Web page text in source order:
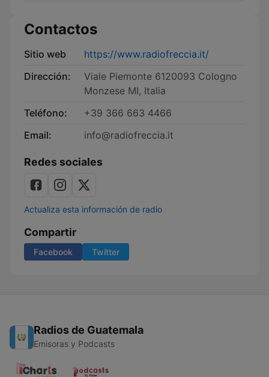
Contactos
Sitio web
https://www.radiofreccia.it/
Dirección:
Viale Piemonte 6120093 Cologno
Monzese MI, Italia
Teléfono:
+39 366 663 4466
Email:
info@radiofreccia.it
Redes sociales
Actualiza esta información de radio
Compartir
Facebook Twitter
Radios de Guatemala
Emisoras y Podcasts